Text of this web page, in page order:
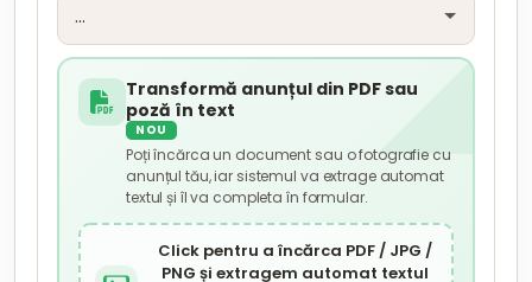
Transformă anunțul din PDF sau
poză în text
NOU
Poți încărca un document sau o fotografie cu
anunțul tău, iar sistemul va extrage automat
textul și îl va completa în formular.
Click pentru a încărca PDF / JPG /
PNG și extragem automat textul